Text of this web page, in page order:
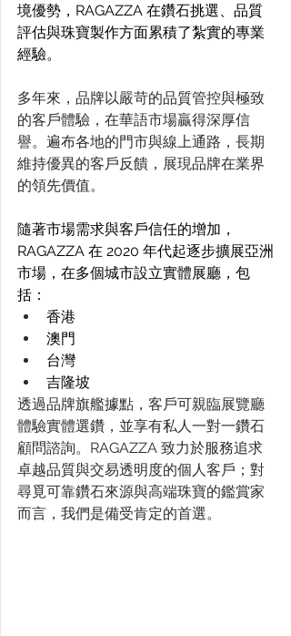
境優勢，RAGAZZA 在鑽石挑選、品質
評估與珠寶製作方面累積了紮實的專業
經驗。
多年來，品牌以嚴苛的品質管控與極致
的客戶體驗，在華語市場贏得深厚信
譽。遍布各地的門市與線上通路，長期
維持優異的客戶反饋，展現品牌在業界
的領先價值。
隨著市場需求與客戶信任的增加，
RAGAZZA 在 2020 年代起逐步擴展亞洲
市場，在多個城市設立實體展廳，包
括：
香港
澳門
台灣
吉隆坡
透過品牌旗艦據點，客戶可親臨展覽廳
體驗實體選鑽，並享有私人一對一鑽石
顧問諮詢。RAGAZZA 致力於服務追求
卓越品質與交易透明度的個人客戶；對
尋覓可靠鑽石來源與高端珠寶的鑑賞家
而言，我們是備受肯定的首選。